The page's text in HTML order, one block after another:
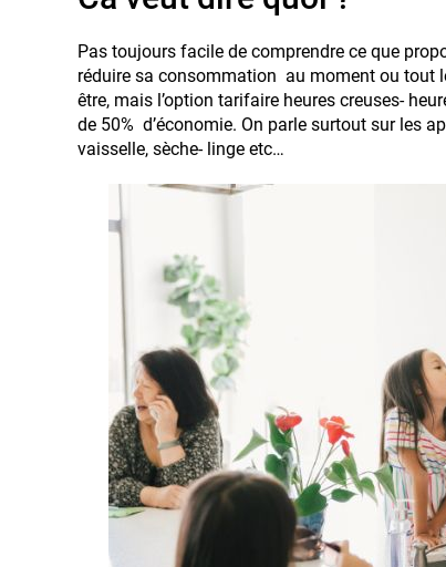
Pas toujours facile de comprendre ce que
réduire sa consommation au moment ou tout
être, mais l’option tarifaire heures creuses-
de 50% d’économie. On parle surtout sur les
vaisselle, sèche- linge etc…